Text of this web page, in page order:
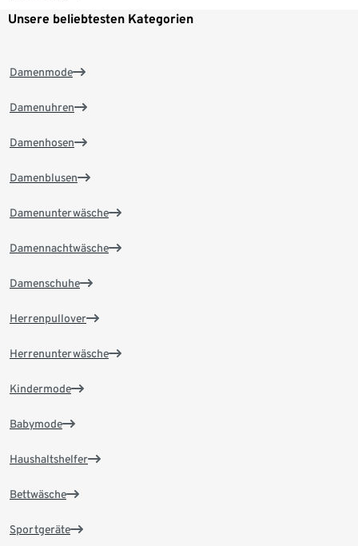
Unsere beliebtesten Kategorien
Damenmode
Damenuhren
Damenhosen
Damenblusen
Damenunterwäsche
Damennachtwäsche
Damenschuhe
Herrenpullover
Herrenunterwäsche
Kindermode
Babymode
Haushaltshelfer
Bettwäsche
Sportgeräte